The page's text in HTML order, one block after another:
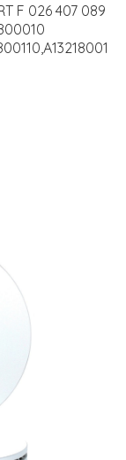
F 026 407 089